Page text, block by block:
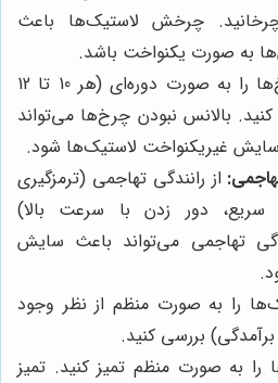
بچرخانید. چرخش لاستیک‌ها باعث
به صورت یکنواخت باشد.
چرخ‌ها را به صورت دوره‌ای (هر 10 تا 12
کنید. بالانس نبودن چرخ‌ها می‌تواند
غیریکنواخت لاستیک‌ها شود.
از رانندگی تهاجمی (ترمزگیری
سریع، دور زدن با سرعت بالا)
تهاجمی می‌تواند باعث سایش
را به صورت منظم از نظر وجود
بررسی کنید.
را به صورت منظم تمیز کنید. تمیز